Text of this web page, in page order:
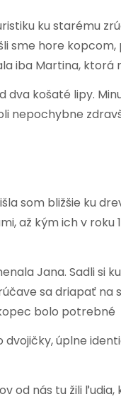
ku starému
sme hore
iba Martina,
dva košaté lipy.
nepochybne
som bližšie ku
až kým ich v roku
Jana. Sadli si
sa driapať na
bolo potrebné
úplne
od nás tu žili